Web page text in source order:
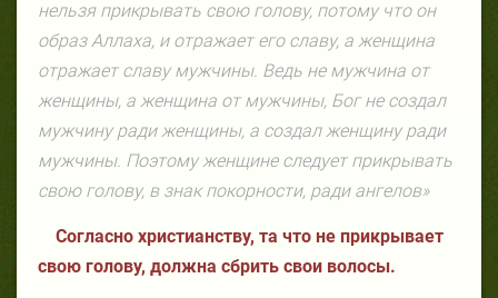
нельзя прикрывать свою голову, потому что он
образ Аллаха, и отражает его славу, а женщина
отражает славу мужчины. Ведь не мужчина от
женщины, а женщина от мужчины, Бог не создал
мужчину ради женщины, а создал женщину ради
мужчины. Поэтому женщине следует прикрывать
свою голову, в знак покорности, ради ангелов»
Согласно христианству, та что не прикрывает
свою голову, должна сбрить свои волосы.